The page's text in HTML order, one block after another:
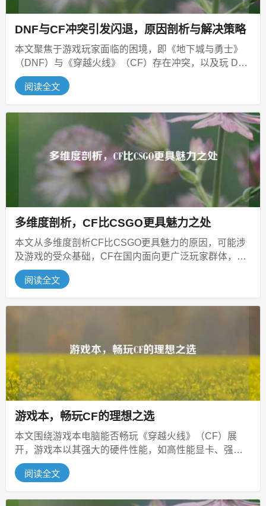
DNF与CF冲突引发闪退，原因剖析与解决策略
本文聚焦于游戏玩家面临的困境，即《地下城与勇士》
（DNF）与《穿越火线》（CF）存在冲突，以及玩 DNF
时频繁出现闪退现象，深...
阅读全文
多维度剖析，CF比CSGO更具魅力之处
本文从多维度剖析CF比CSGO更具魅力的原因，可能涉
及游戏的受众基础，CF在国内面向更广泛玩家群体，新
手友好度较高，在游戏风格上...
阅读全文
游戏本，畅玩CF的理想之选
本文围绕游戏本电脑能否畅玩《穿越火线》（CF）展
开，游戏本以其强大的硬件性能，如高性能显卡、强劲
处理器和充足内存等，通常是畅玩C...
阅读全文